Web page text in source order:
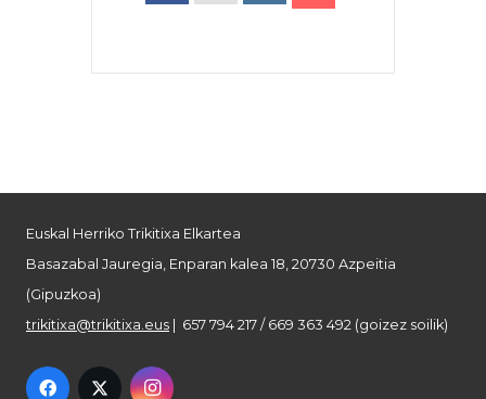
Euskal Herriko Trikitixa Elkartea
Basazabal Jauregia, Enparan kalea 18, 20730 Azpeitia
(Gipuzkoa)
trikitixa@trikitixa.eus | 657 794 217 / 669 363 492 (goizez soilik)